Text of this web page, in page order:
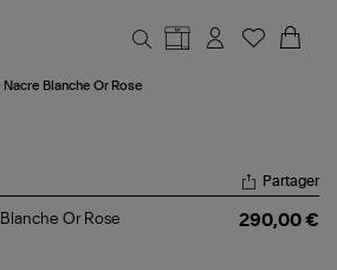
Blanche Or Rose
Partager
Or Rose
290,00 €